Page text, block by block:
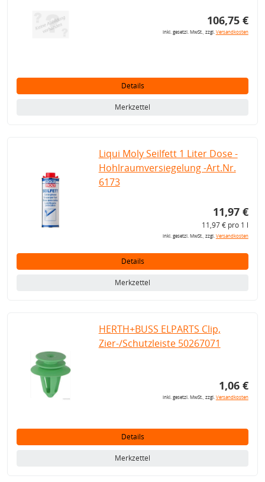
106,75 €
inkl. gesetzl. MwSt., zzgl.Versandkosten
Details
Merkzettel
Liqui Moly Seilfett 1 Liter Dose -
Hohlraumversiegelung -Art.Nr.
6173
11,97 €
11,97 € pro 1 l
inkl. gesetzl. MwSt., zzgl.Versandkosten
Details
Merkzettel
HERTH+BUSS ELPARTS Clip,
Zier-/Schutzleiste 50267071
1,06 €
inkl. gesetzl. MwSt., zzgl.Versandkosten
Details
Merkzettel